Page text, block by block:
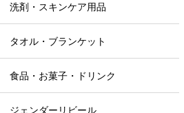
洗剤・スキンケア用品
タオル・ブランケット
食品・お菓子・ドリンク
ジェンダーリビール